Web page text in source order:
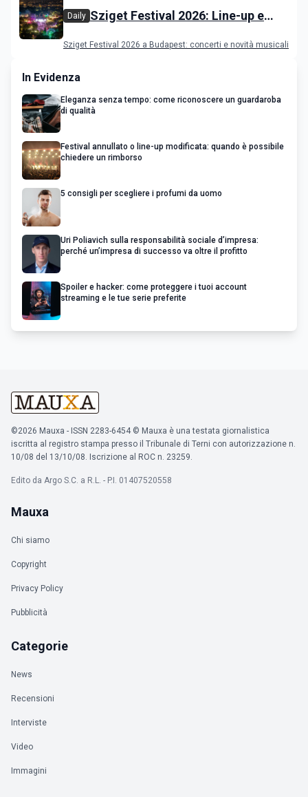
Daily Sziget Festival 2026: Line-up e
Sziget Festival 2026 a Budapest: concerti e novità musicali
In Evidenza
Eleganza senza tempo: come riconoscere un guardaroba
di qualità
Festival annullato o line-up modificata: quando è possibile
chiedere un rimborso
5 consigli per scegliere i profumi da uomo
Uri Poliavich sulla responsabilità sociale d’impresa:
perché un’impresa di successo va oltre il profitto
Spoiler e hacker: come proteggere i tuoi account
streaming e le tue serie preferite
©2026 Mauxa - ISSN 2283-6454 © Mauxa è una testata giornalistica
iscritta al registro stampa presso il Tribunale di Terni con autorizzazione n.
10/08 del 13/10/08. Iscrizione al ROC n. 23259.
Edito da Argo S.C. a R.L. - P.I. 01407520558
Mauxa
Chi siamo
Copyright
Privacy Policy
Pubblicità
Categorie
News
Recensioni
Interviste
Video
Immagini